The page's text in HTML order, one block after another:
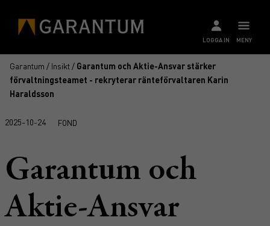
MENY
LOGGA IN
Garantum / Insikt / Garantum och Aktie-Ansvar stärker
förvaltningsteamet - rekryterar ränteförvaltaren Karin
Haraldsson
2025-10-24 FOND
Garantum och
Aktie-Ansvar